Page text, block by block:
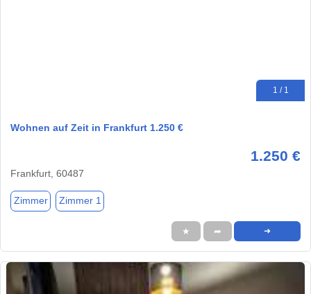
1 / 1
Wohnen auf Zeit in Frankfurt 1.250 €
1.250 €
Frankfurt, 60487
Zimmer Zimmer 1
★ ➦ ➜